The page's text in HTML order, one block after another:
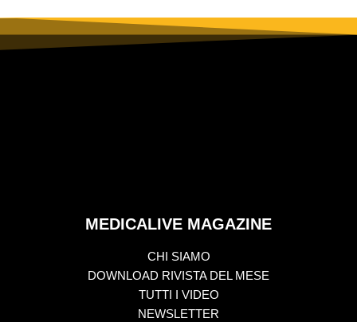
MEDICALIVE MAGAZINE
CHI SIAMO
DOWNLOAD RIVISTA DEL MESE
TUTTI I VIDEO
NEWSLETTER